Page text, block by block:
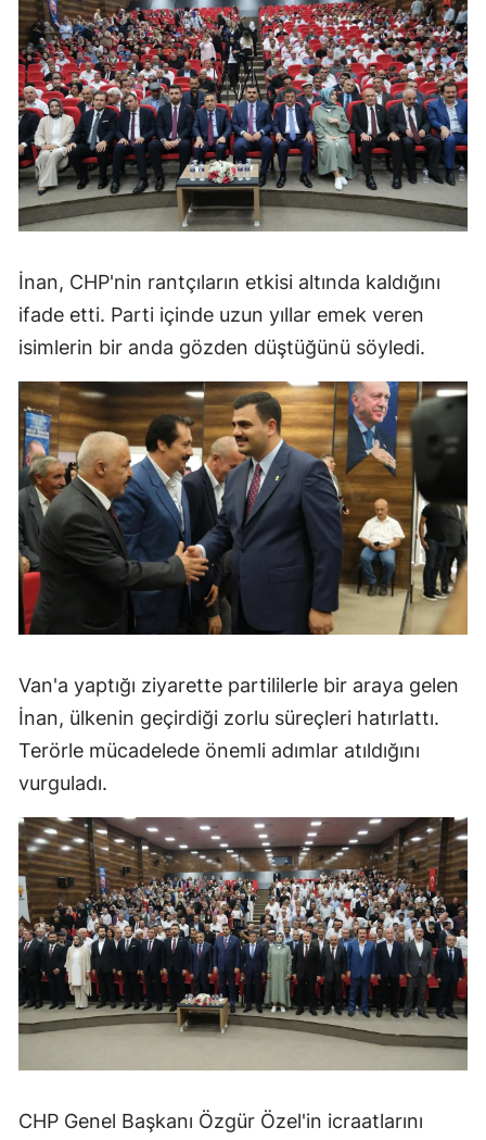
İnan, CHP'nin rantçıların etkisi altında kaldığını
ifade etti. Parti içinde uzun yıllar emek veren
isimlerin bir anda gözden düştüğünü söyledi.
Van'a yaptığı ziyarette partililerle bir araya gelen
İnan, ülkenin geçirdiği zorlu süreçleri hatırlattı.
Terörle mücadelede önemli adımlar atıldığını
vurguladı.
CHP Genel Başkanı Özgür Özel'in icraatlarını